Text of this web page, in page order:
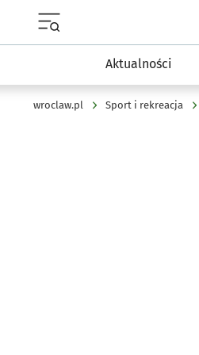
Aktualności
wroclaw.pl Sport i rekreacja